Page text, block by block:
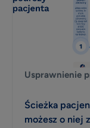
Usprawnienie
Ścieżka
możesz o niej